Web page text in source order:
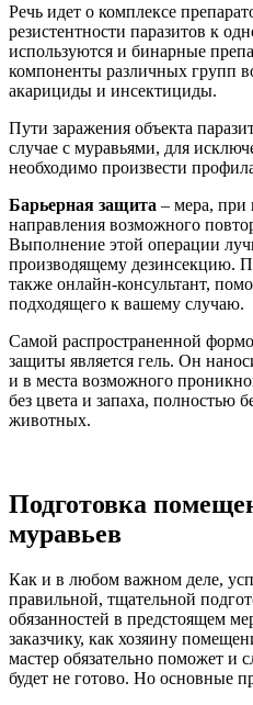
Речь идет о комплексе
резистентности паразитов к
используются и бинарные
компоненты различных групп
акарициды и инсектициды.
Пути заражения объекта
случае с муравьями, для
необходимо произвести
Барьерная защита – мера, при
направления возможного
Выполнение этой операции
производящему дезинсекцию.
также онлайн-консультант,
подходящего к вашему случаю.
Самой распространенной
защиты является гель. Он
и в места возможного
без цвета и запаха, полностью
животных.
Подготовка
муравьев
Как и в любом важном деле,
правильной, тщательной
обязанностей в предстоящем
заказчику, как хозяину
мастер обязательно поможет и
будет не готово. Но основные